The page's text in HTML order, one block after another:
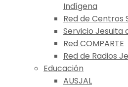
Indígena
Red de Centros
Servicio Jesuita
Red COMPARTE
Red de Radios
Educación
AUSJAL